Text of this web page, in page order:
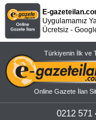
E-
Uygulamamız
Ücretsiz -
Türkiyenin İlk ve
Online Gazete İlan
0212 571